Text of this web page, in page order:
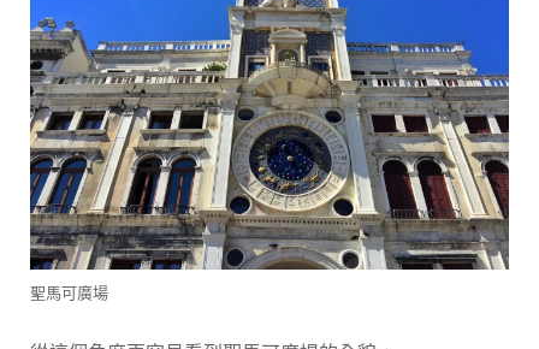
聖馬可廣場